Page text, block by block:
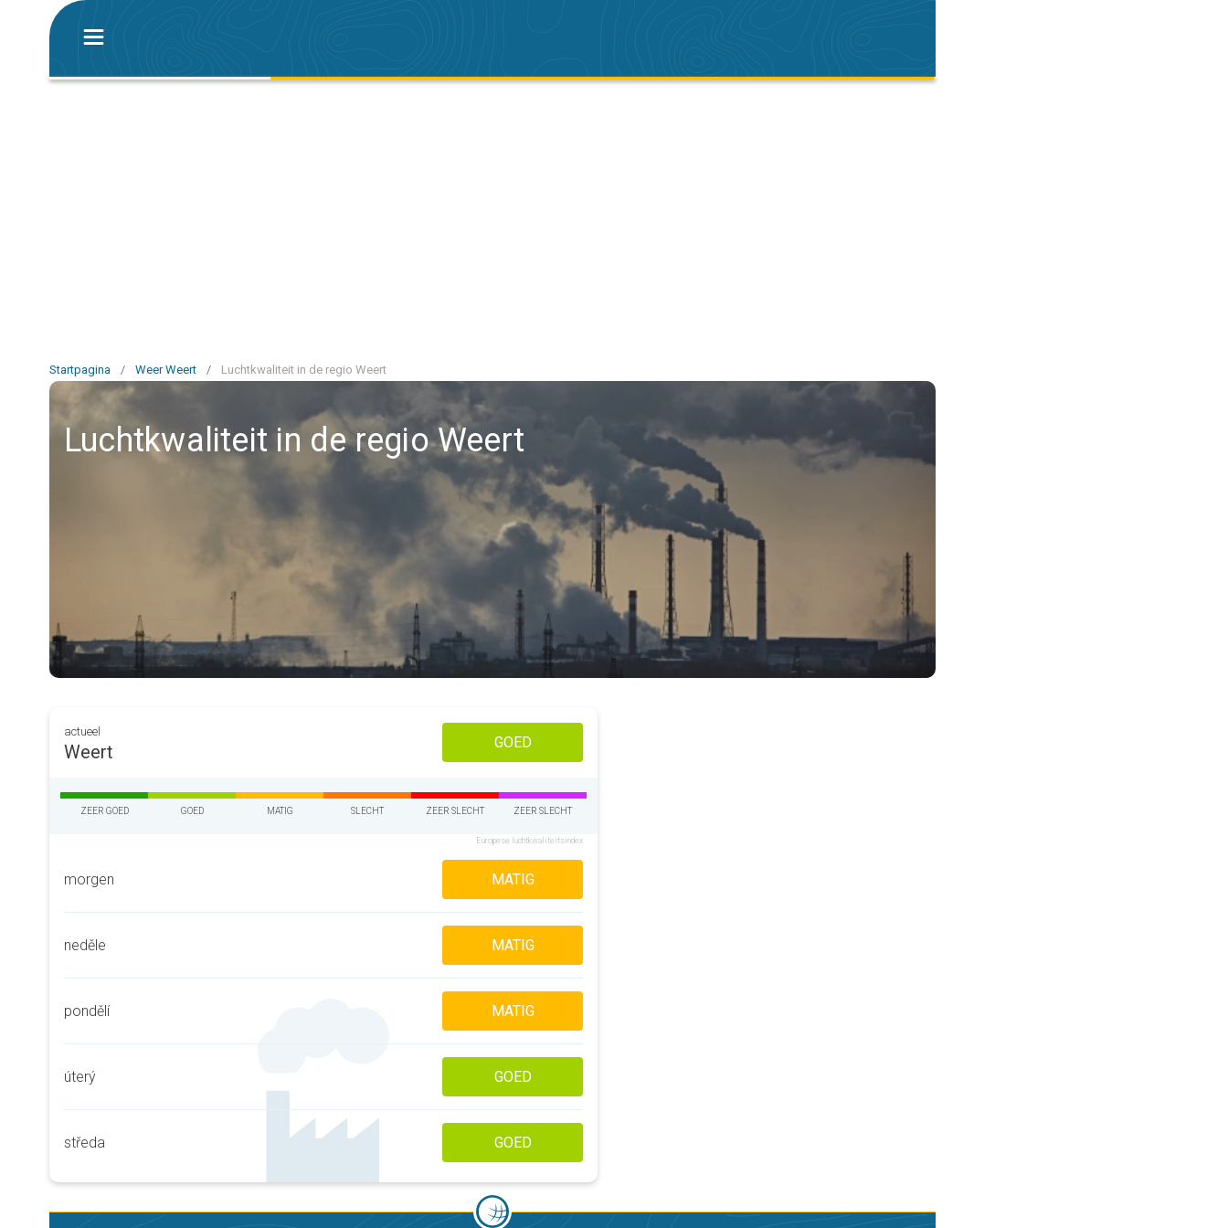
Startpagina / Weer Weert / Luchtkwaliteit in de regio Weert
Luchtkwaliteit in de regio Weert
actueel
Weert GOED
ZEER GOED GOED MATIG SLECHT ZEER SLECHT ZEER SLECHT
Europese luchtkwaliteitsindex
morgen MATIG
neděle MATIG
pondělí MATIG
úterý GOED
středa GOED